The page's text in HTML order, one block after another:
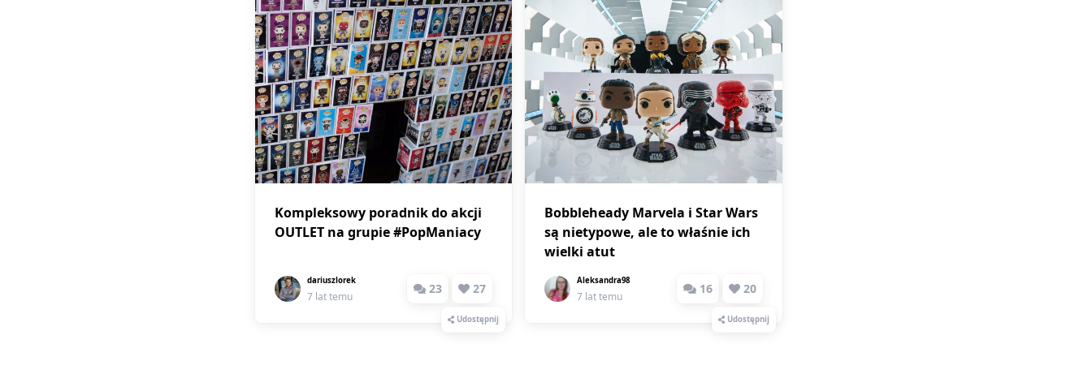
Kompleksowy poradnik do akcji
OUTLET na grupie #PopManiacy
dariuszlorek
7 lat temu
23 27
Udostępnij
Bobbleheady Marvela i Star Wars
są nietypowe, ale to właśnie ich
wielki atut
Aleksandra98
7 lat temu
16 20
Udostępnij